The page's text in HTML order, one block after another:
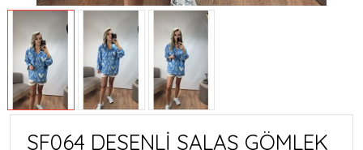
SF064 DESENLİ SALAŞ GÖMLEK